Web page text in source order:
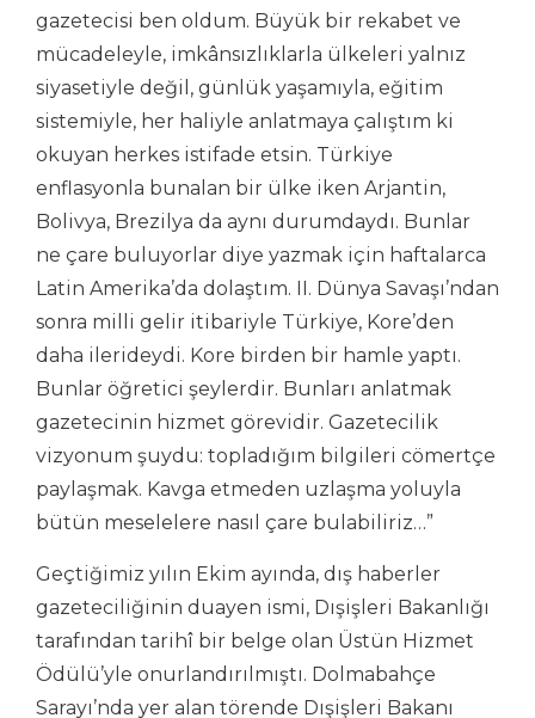
gazetecisi ben oldum. Büyük bir rekabet ve
mücadeleyle, imkânsızlıklarla ülkeleri yalnız
siyasetiyle değil, günlük yaşamıyla, eğitim
sistemiyle, her haliyle anlatmaya çalıştım ki
okuyan herkes istifade etsin. Türkiye
enflasyonla bunalan bir ülke iken Arjantin,
Bolivya, Brezilya da aynı durumdaydı. Bunlar
ne çare buluyorlar diye yazmak için haftalarca
Latin Amerika’da dolaştım. II. Dünya Savaşı’ndan
sonra milli gelir itibariyle Türkiye, Kore’den
daha ilerideydi. Kore birden bir hamle yaptı.
Bunlar öğretici şeylerdir. Bunları anlatmak
gazetecinin hizmet görevidir. Gazetecilik
vizyonum şuydu: topladığım bilgileri cömertçe
paylaşmak. Kavga etmeden uzlaşma yoluyla
bütün meselelere nasıl çare bulabiliriz…”
Geçtiğimiz yılın Ekim ayında, dış haberler
gazeteciliğinin duayen ismi, Dışişleri Bakanlığı
tarafından tarihî bir belge olan Üstün Hizmet
Ödülü’yle onurlandırılmıştı. Dolmabahçe
Sarayı’nda yer alan törende Dışişleri Bakanı